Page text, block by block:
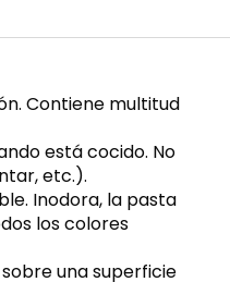
Contiene multitud
está cocido. No
etc.).
Inodora, la pasta
los colores
una superficie